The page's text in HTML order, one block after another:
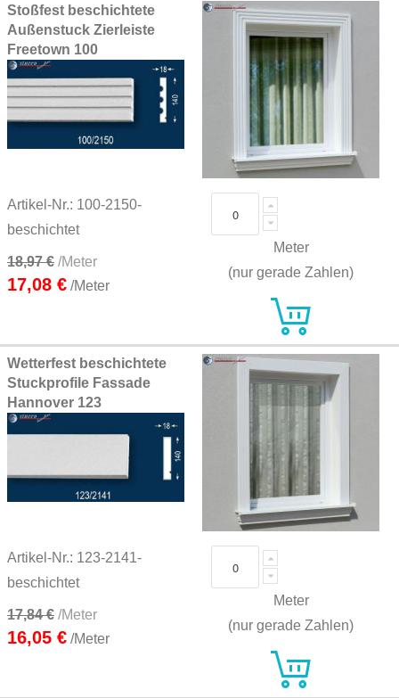
Stoßfest beschichtete
Außenstuck Zierleiste
Freetown 100
Artikel-Nr.: 100-2150-
beschichtet
18,97 € /Meter
17,08 € /Meter
Meter
(nur gerade Zahlen)
Wetterfest beschichtete
Stuckprofile Fassade
Hannover 123
Artikel-Nr.: 123-2141-
beschichtet
17,84 € /Meter
16,05 € /Meter
Meter
(nur gerade Zahlen)